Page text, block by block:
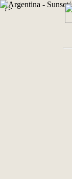
?>